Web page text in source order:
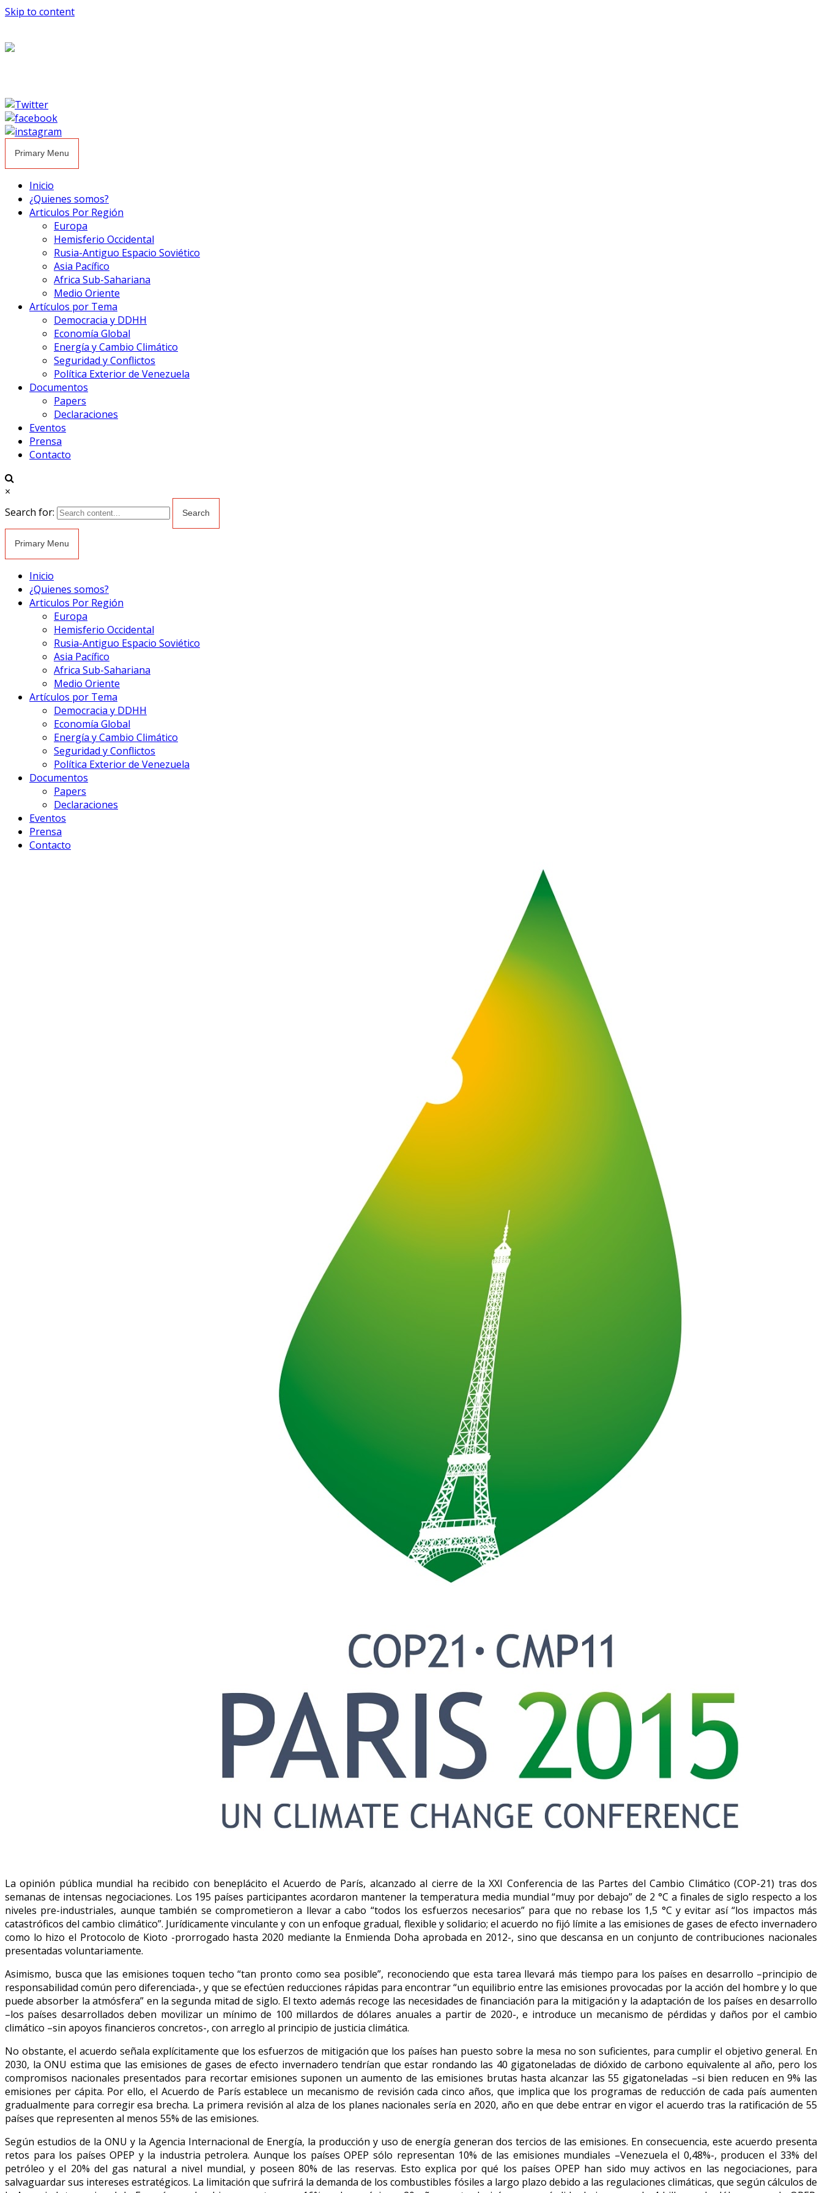
Skip to content
Primary Menu
Inicio
¿Quienes somos?
Articulos Por Región
Europa
Hemisferio Occidental
Rusia-Antiguo Espacio Soviético
Asia Pacífico
Africa Sub-Sahariana
Medio Oriente
Artículos por Tema
Democracia y DDHH
Economía Global
Energía y Cambio Climático
Seguridad y Conflictos
Política Exterior de Venezuela
Documentos
Papers
Declaraciones
Eventos
Prensa
Contacto
×
Search for:
Primary Menu
Inicio
¿Quienes somos?
Articulos Por Región
Europa
Hemisferio Occidental
Rusia-Antiguo Espacio Soviético
Asia Pacífico
Africa Sub-Sahariana
Medio Oriente
Artículos por Tema
Democracia y DDHH
Economía Global
Energía y Cambio Climático
Seguridad y Conflictos
Política Exterior de Venezuela
Documentos
Papers
Declaraciones
Eventos
Prensa
Contacto
La opinión pública mundial ha recibido con beneplácito el Acuerdo de París, alcanzado al cierre de la XXI Conferencia de las Partes del Cambio Climático (COP-21) tras dos
semanas de intensas negociaciones. Los 195 países participantes acordaron mantener la temperatura media mundial “muy por debajo” de 2 °C a finales de siglo respecto a los
niveles pre-industriales, aunque también se comprometieron a llevar a cabo “todos los esfuerzos necesarios” para que no rebase los 1,5 °C y evitar así “los impactos más
catastróficos del cambio climático”. Jurídicamente vinculante y con un enfoque gradual, flexible y solidario; el acuerdo no fijó límite a las emisiones de gases de efecto invernadero
como lo hizo el Protocolo de Kioto -prorrogado hasta 2020 mediante la Enmienda Doha aprobada en 2012-, sino que descansa en un conjunto de contribuciones nacionales
presentadas voluntariamente.
Asimismo, busca que las emisiones toquen techo “tan pronto como sea posible”, reconociendo que esta tarea llevará más tiempo para los países en desarrollo –principio de
responsabilidad común pero diferenciada-, y que se efectúen reducciones rápidas para encontrar “un equilibrio entre las emisiones provocadas por la acción del hombre y lo que
puede absorber la atmósfera” en la segunda mitad de siglo. El texto además recoge las necesidades de financiación para la mitigación y la adaptación de los países en desarrollo
–los países desarrollados deben movilizar un mínimo de 100 millardos de dólares anuales a partir de 2020-, e introduce un mecanismo de pérdidas y daños por el cambio
climático –sin apoyos financieros concretos-, con arreglo al principio de justicia climática.
No obstante, el acuerdo señala explícitamente que los esfuerzos de mitigación que los países han puesto sobre la mesa no son suficientes, para cumplir el objetivo general. En
2030, la ONU estima que las emisiones de gases de efecto invernadero tendrían que estar rondando las 40 gigatoneladas de dióxido de carbono equivalente al año, pero los
compromisos nacionales presentados para recortar emisiones suponen un aumento de las emisiones brutas hasta alcanzar las 55 gigatoneladas –si bien reducen en 9% las
emisiones per cápita. Por ello, el Acuerdo de París establece un mecanismo de revisión cada cinco años, que implica que los programas de reducción de cada país aumenten
gradualmente para corregir esa brecha. La primera revisión al alza de los planes nacionales sería en 2020, año en que debe entrar en vigor el acuerdo tras la ratificación de 55
países que representen al menos 55% de las emisiones.
Según estudios de la ONU y la Agencia Internacional de Energía, la producción y uso de energía generan dos tercios de las emisiones. En consecuencia, este acuerdo presenta
retos para los países OPEP y la industria petrolera. Aunque los países OPEP sólo representan 10% de las emisiones mundiales –Venezuela el 0,48%-, producen el 33% del
petróleo y el 20% del gas natural a nivel mundial, y poseen 80% de las reservas. Esto explica por qué los países OPEP han sido muy activos en las negociaciones, para
salvaguardar sus intereses estratégicos. La limitación que sufrirá la demanda de los combustibles fósiles a largo plazo debido a las regulaciones climáticas, que según cálculos de